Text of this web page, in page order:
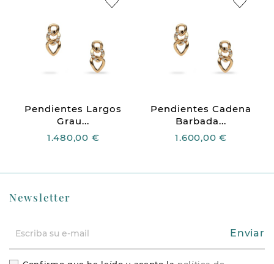
Pendientes Largos
Grau...
1.480,00 €
Pendientes Cadena
Barbada...
1.600,00 €
Newsletter
Enviar